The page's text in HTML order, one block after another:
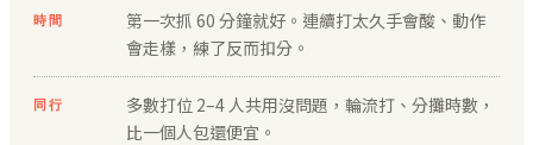
時間
第一次抓 60 分鐘就好。連續打太久手會酸、動作
會走樣，練了反而扣分。
同行
多數打位 2–4 人共用沒問題，輪流打、分攤時數，
比一個人包還便宜。